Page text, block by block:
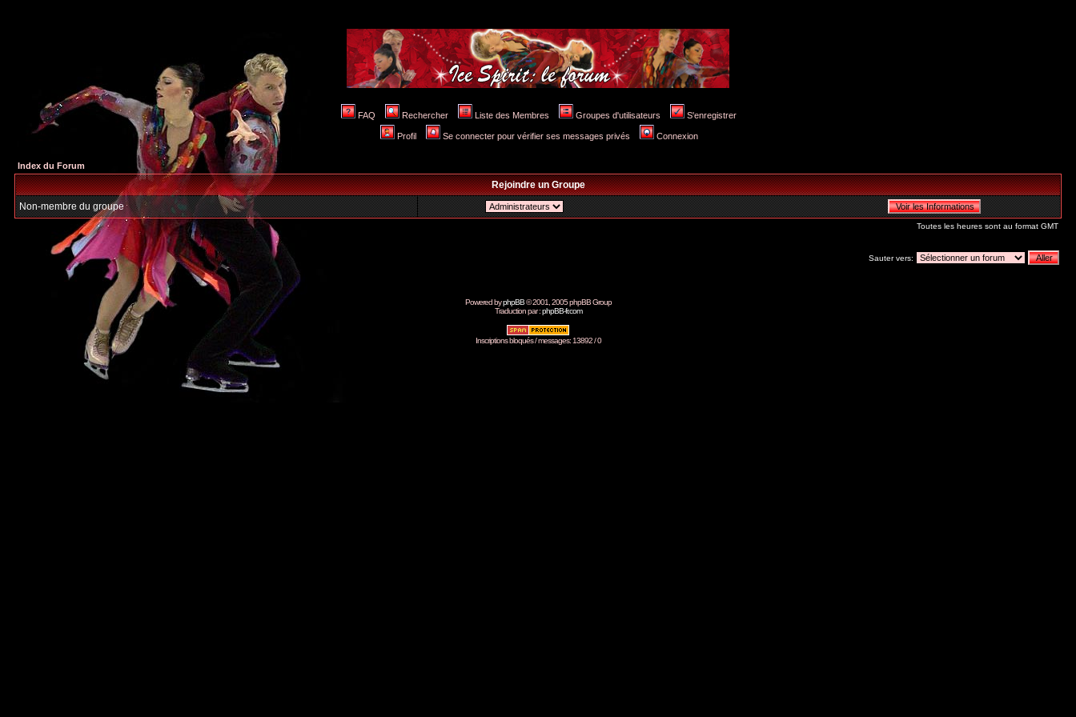
FAQ Rechercher Liste des Membres Groupes d'utilisateurs S'enregistrer
Profil Se connecter pour vérifier ses messages privés Connexion
Index du Forum
Rejoindre un Groupe
Non-membre du groupe
Toutes les heures sont au format GMT
Sauter vers:
Powered byphpBB© 2001, 2005 phpBB Group
Traduction par :phpBB-fr.com
Inscriptions bloqués / messages: 13892 / 0